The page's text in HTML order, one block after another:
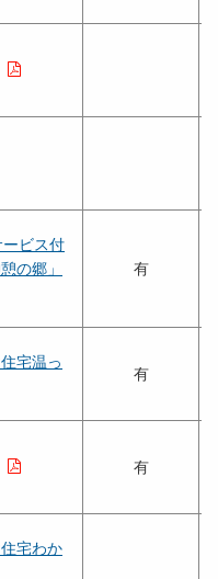
ビス付
の郷」
有
宅温っ
有
有
宅わか